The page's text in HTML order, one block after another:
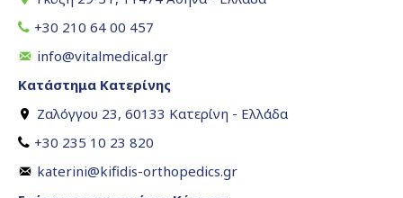
+30 210 64 00 457
info@vitalmedical.gr
Κατάστημα Κατερίνης
Ζαλόγγου 23, 60133 Κατερίνη - Ελλάδα
+30 235 10 23 820
katerini@kifidis-orthopedics.gr